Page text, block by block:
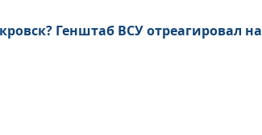
Генштаб ВСУ отреагировал на